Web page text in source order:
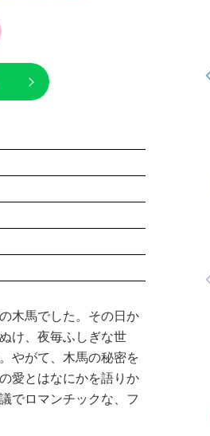
木馬でした。その日か
け、夜毎ふしぎな世
やがて、木馬の秘密を
愛とはなにかを語りか
でロマンチックな、フ
怪盗クイーンはサー
カスがお好き ゲー
ムブック
探偵チームＫＺ事件
黒魔女さんと恋の魔
女さんが通る！！
（１７）
青い鳥文庫版 獣の